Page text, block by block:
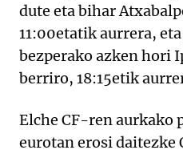
dute eta bihar
11:00etatik aurrera,
bezperako azken hori
berriro, 18:15etik
Elche CF-ren aurkako
eurotan erosi daitezke